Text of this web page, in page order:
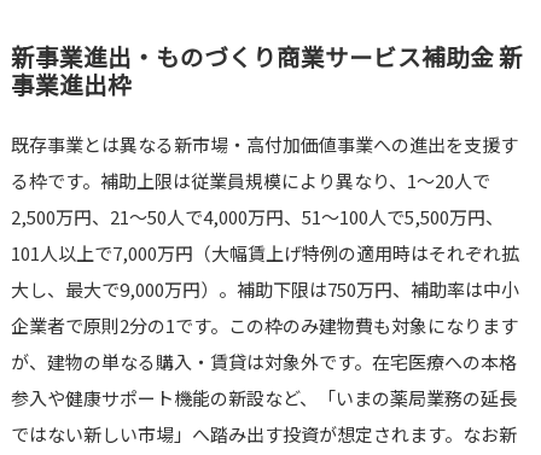
新事業進出・ものづくり商業サービス補助金 新
事業進出枠
既存事業とは異なる新市場・高付加価値事業への進出を支援す
る枠です。補助上限は従業員規模により異なり、1〜20人で
2,500万円、21〜50人で4,000万円、51〜100人で5,500万円、
101人以上で7,000万円（大幅賃上げ特例の適用時はそれぞれ拡
大し、最大で9,000万円）。補助下限は750万円、補助率は中小
企業者で原則2分の1です。この枠のみ建物費も対象になります
が、建物の単なる購入・賃貸は対象外です。在宅医療への本格
参入や健康サポート機能の新設など、「いまの薬局業務の延長
ではない新しい市場」へ踏み出す投資が想定されます。なお新